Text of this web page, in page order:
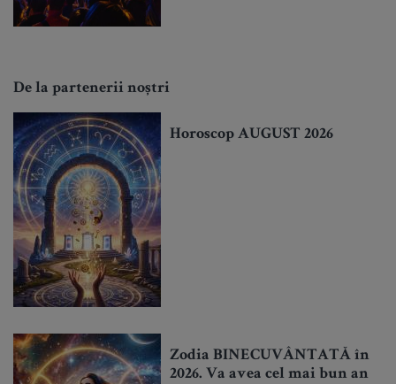
De la partenerii noștri
Horoscop AUGUST 2026
Zodia BINECUVÂNTATĂ în
2026. Va avea cel mai bun an